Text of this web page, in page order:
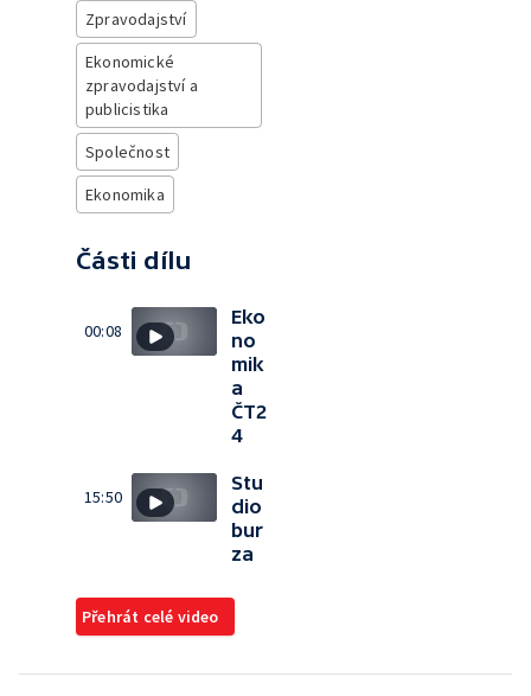
Zpravodajství
Ekonomické
zpravodajství a
publicistika
Společnost
Ekonomika
Části dílu
00:08
Eko
no
mik
a
ČT2
4
15:50
Stu
dio
bur
za
Přehrát celé video